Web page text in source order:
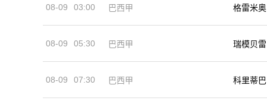
08-09 03:00 巴西甲 格雷米奥
08-09 05:30 巴西甲 瑞模贝雷
08-09 07:30 巴西甲 科里蒂巴